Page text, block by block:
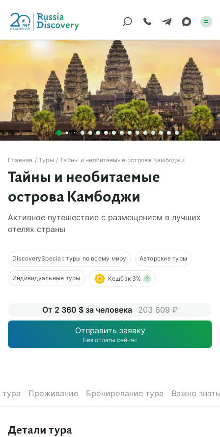
Каталог туров
По России
Регионы
По миру
Круизы
Индивидуальные
Корпоративные
О компании
Журнал
Сертификаты
Пн-Пт:10:00–20:00
Главная Туры Тайны и необитаемые острова Камбоджи
Тайны и необитаемые
острова Камбоджи
От 2 360 $ за человека 203 609 ₽
Активное путешествие с размещением в лучших
отелях страны
DiscoverySpecial: туры по всему миру Авторские туры
Индивидуальные туры Кешбэк 3% ?
Отправить заявку
Без оплаты сейчас
Проживание Бронирование тура Важно знать
Детали тура